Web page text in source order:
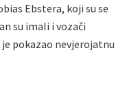
Ebstera, koji su se
su imali i vozači
pokazao nevjerojatnu